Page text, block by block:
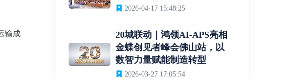
输成
2026-04-17 15:48:25
20城联动｜鸿领AI-APS亮相
金蝶创见者峰会佛山站，以
数智力量赋能制造转型
2026-03-27 17:05:54